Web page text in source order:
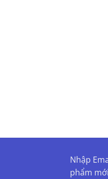
Nhập
phẩm